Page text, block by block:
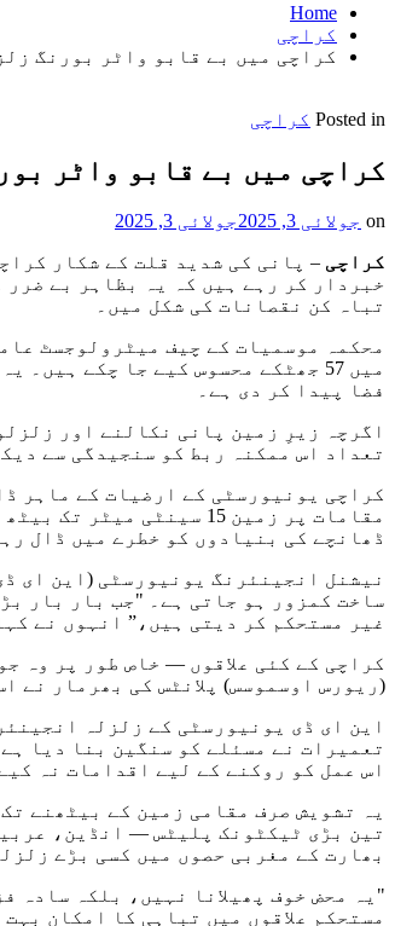
Home
کراچی
کراچی میں بے قابو واٹر بورنگ
Posted in کراچی
کراچی میں بے قابو واٹر
on جولائی 3, 2025
جولائی 3, 2025
کراچی – پانی کی شدید قلت کے شکار
خبردار کر رہے ہیں کہ یہ بظاہر بے
تباہ کن نقصانات کی شکل میں۔
محکمہ موسمیات کے چیف میٹرولوجسٹ
فضا پیدا کر دی ہے۔
اگرچہ زیرِ زمین پانی نکالنے اور
تعداد اس ممکنہ ربط کو سنجیدگی سے
کراچی یونیورسٹی کے ارضیات کے ماہر
ڈھانچے کی بنیادوں کو خطرے میں ڈال
نیشنل انجینئرنگ یونیورسٹی (این ای
ساخت کمزور ہو جاتی ہے۔ "جب بار بار
غیر مستحکم کر دیتی ہیں،” انہوں نے
کراچی کے کئی علاقوں — خاص طور پر وہ
(ریورس اوسموسس) پلانٹس کی بھرمار نے
این ای ڈی یونیورسٹی کے زلزلہ
تعمیرات نے مسئلے کو سنگین بنا دیا
اس عمل کو روکنے کے لیے اقدامات نہ
تین بڑی ٹیکٹونک پلیٹس — انڈین،
بھارت کے مغربی حصوں میں کسی بڑے
"یہ محض خوف پھیلانا نہیں، بلکہ سادہ
مستحکم علاقوں میں تباہی کا امکان